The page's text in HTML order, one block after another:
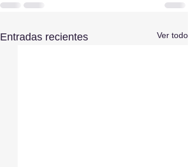
Entradas recientes Ver todo